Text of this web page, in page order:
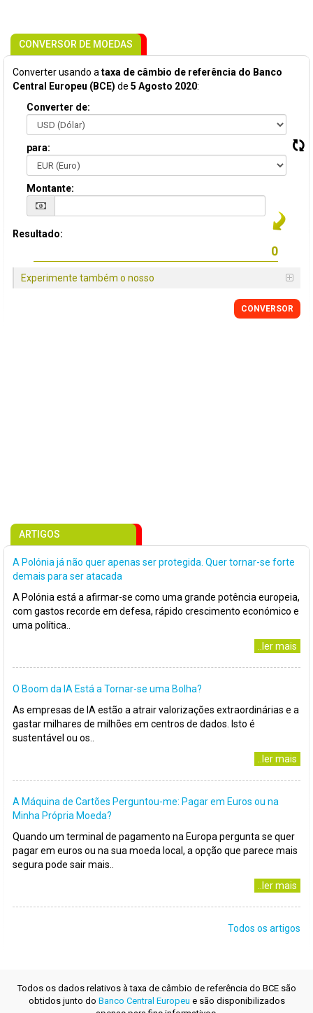
CONVERSOR DE MOEDAS
Converter usando a taxa de câmbio de referência do Banco
Central Europeu (BCE) de 5 Agosto 2020:
Converter de:
para:
Montante:
Resultado:
Experimente também o nosso
CONVERSOR
ARTIGOS
A Polónia já não quer apenas ser protegida. Quer tornar-se forte
demais para ser atacada
A Polónia está a afirmar-se como uma grande potência europeia,
com gastos recorde em defesa, rápido crescimento económico e
uma política..
..ler mais
O Boom da IA Está a Tornar-se uma Bolha?
As empresas de IA estão a atrair valorizações extraordinárias e a
gastar milhares de milhões em centros de dados. Isto é
sustentável ou os..
..ler mais
A Máquina de Cartões Perguntou-me: Pagar em Euros ou na
Minha Própria Moeda?
Quando um terminal de pagamento na Europa pergunta se quer
pagar em euros ou na sua moeda local, a opção que parece mais
segura pode sair mais..
..ler mais
Todos os artigos
Todos os dados relativos à taxa de câmbio de referência do BCE são
obtidos junto do Banco Central Europeu e são disponibilizados